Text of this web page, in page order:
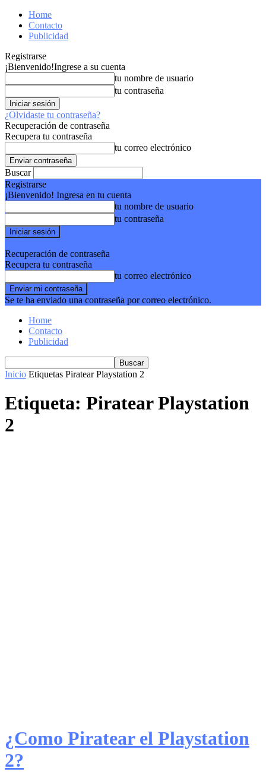
Home
Contacto
Publicidad
Registrarse
¡Bienvenido!Ingrese a su cuenta
tu nombre de usuario
tu contraseña
¿Olvidaste tu contraseña?
Recuperación de contraseña
Recupera tu contraseña
tu correo electrónico
Buscar
Registrarse
¡Bienvenido! Ingresa en tu cuenta
tu nombre de usuario
tu contraseña
Recuperación de contraseña
Recupera tu contraseña
tu correo electrónico
Se te ha enviado una contraseña por correo electrónico.
Home
Contacto
Publicidad
Inicio Etiquetas Piratear Playstation 2
Etiqueta: Piratear Playstation
2
¿Como Piratear el Playstation
2?